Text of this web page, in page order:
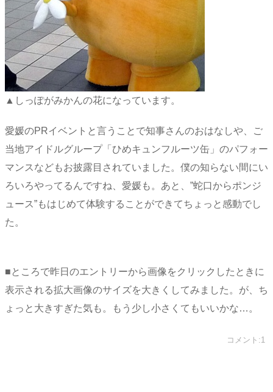
▲しっぽがみかんの花になっています。
愛媛のPRイベントと言うことで知事さんのおはなしや、ご
当地アイドルグループ「ひめキュンフルーツ缶」のパフォー
マンスなどもお披露目されていました。僕の知らない間にい
ろいろやってるんですね、愛媛も。あと、”蛇口からポンジ
ュース”もはじめて体験することができてちょっと感動でし
た。
■ところで昨日のエントリーから画像をクリックしたときに
表示される拡大画像のサイズを大きくしてみました。が、ち
ょっと大きすぎた気も。もう少し小さくてもいいかな…。
コメント:1